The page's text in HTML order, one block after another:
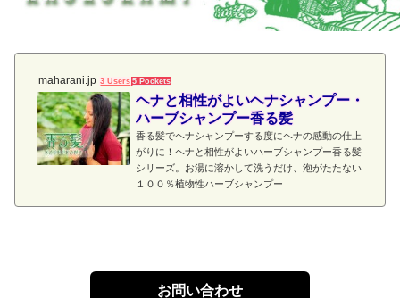
maharani.jp 3 Users 5 Pockets
ヘナと相性がよいヘナシャンプー・
ハーブシャンプー香る髪
香る髪でヘナシャンプーする度にヘナの感動の仕上
がりに！ヘナと相性がよいハーブシャンプー香る髪
シリーズ。お湯に溶かして洗うだけ、泡がたたない
１００％植物性ハーブシャンプー
お問い合わせ